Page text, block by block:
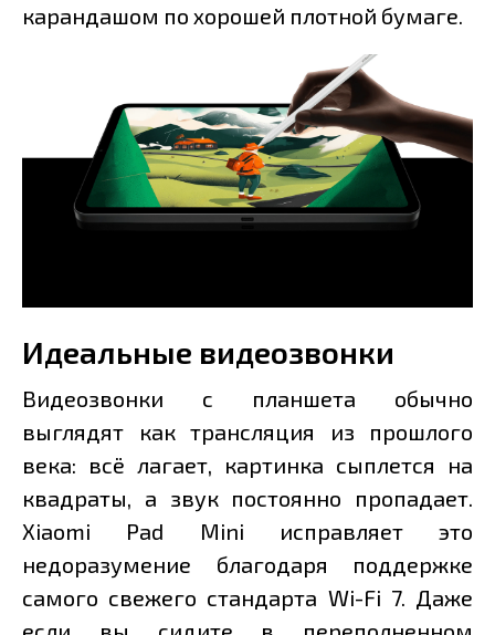
карандашом по хорошей плотной бумаге.
Идеальные видеозвонки
Видеозвонки с планшета обычно
выглядят как трансляция из прошлого
века: всё лагает, картинка сыплется на
квадраты, а звук постоянно пропадает.
Xiaomi Pad Mini исправляет это
недоразумение благодаря поддержке
самого свежего стандарта Wi-Fi 7. Даже